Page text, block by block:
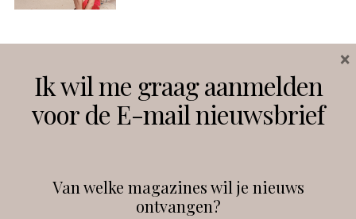
Instagram Facebook
Ik wil me graag aanmelden
voor de E-mail nieuwsbrief
Van welke magazines wil je nieuws
ontvangen?
×